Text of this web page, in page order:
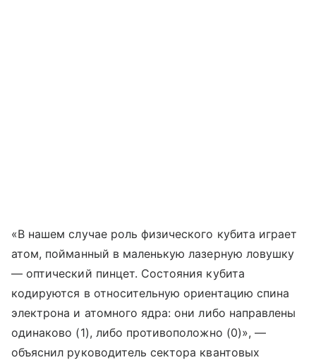
«В нашем случае роль физического кубита играет
атом, пойманный в маленькую лазерную ловушку
— оптический пинцет. Состояния кубита
кодируются в относительную ориентацию спина
электрона и атомного ядра: они либо направлены
одинаково (1), либо противоположно (0)», —
объяснил руководитель сектора квантовых